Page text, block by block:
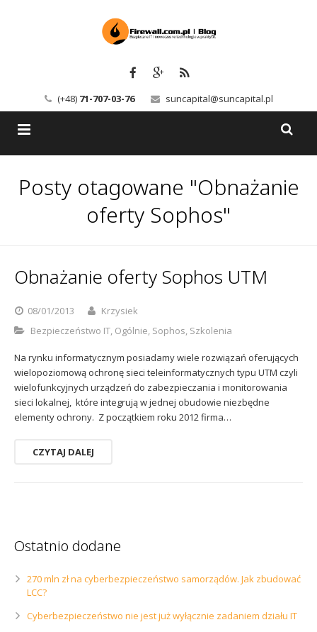
(+48) 71-707-03-76 suncapital@suncapital.pl
Backup-Solutions
Sophos
Usługi
Polityka prywatności
Posty otagowane "Obnażanie
oferty Sophos"
Obnażanie oferty Sophos UTM
08/01/2013
Krzysiek
Bezpieczeństwo IT, Ogólnie, Sophos, Szkolenia
Na rynku informatycznym posiadamy wiele rozwiązań oferujących
wielopoziomową ochronę sieci teleinformatycznych typu UTM czyli
wielofunkcyjnych urządzeń do zabezpieczania i monitorowania
sieci lokalnej, które integrują w jednej obudowie niezbędne
elementy ochrony. Z początkiem roku 2012 firma…
CZYTAJ DALEJ
Ostatnio dodane
270 mln zł na cyberbezpieczeństwo samorządów. Jak zbudować
LCC?
Cyberbezpieczeństwo nie jest już wyłącznie zadaniem działu IT